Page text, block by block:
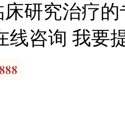
研究治疗
线咨询 我要